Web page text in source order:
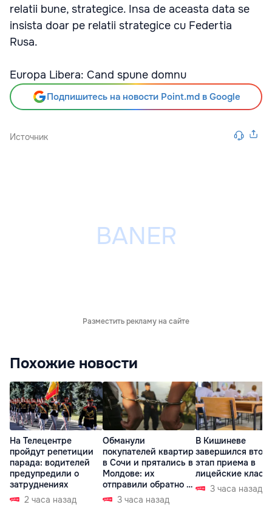
relatii bune, strategice. Insa de aceasta data se
insista doar pe relatii strategice cu Federtia
Rusa.
Europa Libera: Cand spune domnu
Подпишитесь на новости Point.md в Google
Источник
Разместить рекламу на сайте
Похожие новости
На Телецентре
пройдут репетиции
парада: водителей
предупредили о
затруднениях
2 часа назад
Обманули
покупателей квартир
в Сочи и прятались в
Молдове: их
отправили обратно в
РФ 3 часа назад
В Кишиневе
завершился
этап приема в
лицейские
3 часа назад